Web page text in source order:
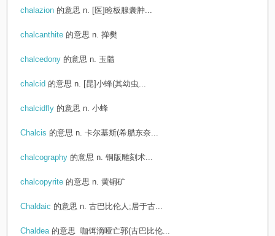
chalazion 的意思 n. [医]睑板腺囊肿...
chalcanthite 的意思 n. 掸樊
chalcedony 的意思 n. 玉髓
chalcid 的意思 n. [昆]小蜂(其幼虫...
chalcidfly 的意思 n. 小蜂
Chalcis 的意思 n. 卡尔基斯(希腊东奈...
chalcography 的意思 n. 铜版雕刻术...
chalcopyrite 的意思 n. 黄铜矿
Chaldaic 的意思 n. 古巴比伦人;居于古...
Chaldea 的意思 咖饵滴哑亡郭(古巴比伦...